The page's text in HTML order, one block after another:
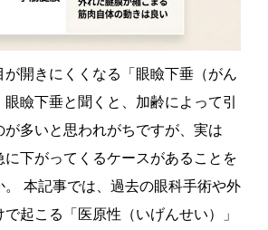
が開きにくくなる「眼瞼下垂（がん
瞼下垂と聞くと、加齢によって引
が多いと思われがちですが、実は
に下がってくるケースがあることを
。 本記事では、過去の眼科手術や外
起こる「医原性（いげんせい）」